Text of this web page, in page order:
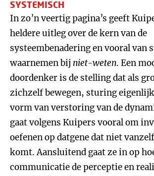
SYSTEMISCH
In zo’n veertig pagina’s geeft
heldere uitleg over de kern van de
systeembenadering en vooral van
waarnemen bij niet-weten. Een
doordenker is de stelling dat als
zichzelf bewegen, sturing
vorm van verstoring van de
gaat volgens Kuipers vooral om
oefenen op datgene dat niet
komt. Aansluitend gaat ze in op
communicatie de perceptie en